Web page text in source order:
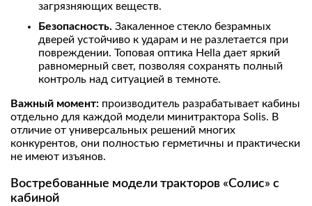
загрязняющих веществ.
Безопасность. Закаленное стекло безрамных
дверей устойчиво к ударам и не разлетается при
повреждении. Топовая оптика Hella дает яркий
равномерный свет, позволяя сохранять полный
контроль над ситуацией в темноте.
Важный момент: производитель разрабатывает кабины
отдельно для каждой модели минитрактора Solis. В
отличие от универсальных решений многих
конкурентов, они полностью герметичны и практически
не имеют изъянов.
Востребованные модели тракторов «Солис» с
кабиной